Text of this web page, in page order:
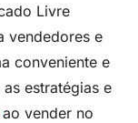
Livre
vendedores e
conveniente e
estratégias e
ao vender no